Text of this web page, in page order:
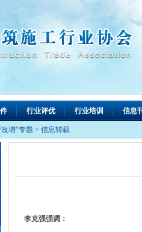
行业评优 行业培训 信息
增“专题 > 信息转载
李克强强调：